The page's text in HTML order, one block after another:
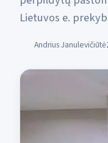
Lietuvos e.
Andrius Janulevičiūtė